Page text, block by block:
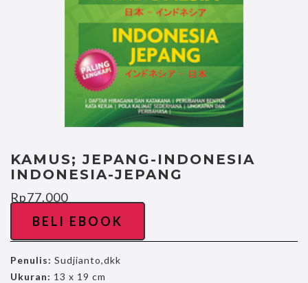
KAMUS; JEPANG-INDONESIA
INDONESIA-JEPANG
Rp77.000
BELI EBOOK
Penulis: Sudjianto,dkk
Ukuran: 13 x 19 cm